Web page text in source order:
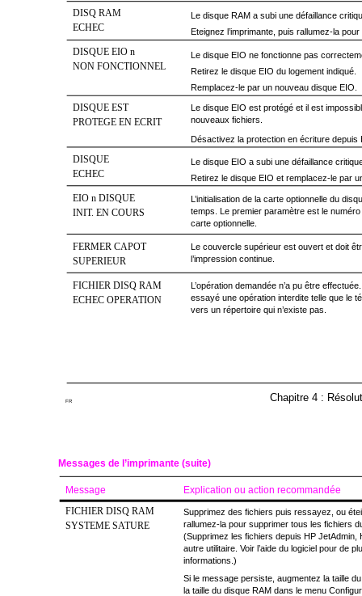
FR Chapitre 4 :
DISQ RAM
ECHEC
Le disque RAM a subi une défaillance
Eteignez l’imprimante, puis rallumez-la
DISQUE EIO n
NON FONCTIONNEL
Le disque EIO ne fonctionne pas
Retirez le disque EIO du logement indiqué.
Remplacez-le par un nouveau disque EIO.
DISQUE EST
PROTEGE EN ECRIT
Le disque EIO est protégé et il est
nouveaux fichiers.
Désactivez la protection en écriture depuis
DISQUE
ECHEC
Le disque EIO a subi une défaillance
Retirez le disque EIO et remplacez-le par
EIO n DISQUE
INIT. EN COURS
L’initialisation de la carte optionnelle du
temps. Le premier paramètre est le
carte optionnelle.
FERMER CAPOT
SUPERIEUR
Le couvercle supérieur est ouvert et doit
l’impression continue.
FICHIER DISQ RAM
ECHEC OPERATION
L’opération demandée n’a pu être
essayé une opération interdite telle que le
vers un répertoire qui n’existe pas.
FICHIER DISQ RAM
SYSTEME SATURE
Supprimez des fichiers puis ressayez, ou
rallumez-la pour supprimer tous les fichiers
(Supprimez les fichiers depuis HP JetAdmin,
autre utilitaire. Voir l’aide du logiciel pour de
informations.)
Si le message persiste, augmentez la taille
la taille du disque RAM dans le menu
Messages de l’imprimante (suite)
Message Explication ou action recommandée